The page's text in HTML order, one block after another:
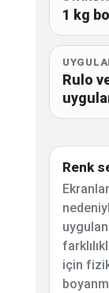
1 kg
Rulo
Renk
için